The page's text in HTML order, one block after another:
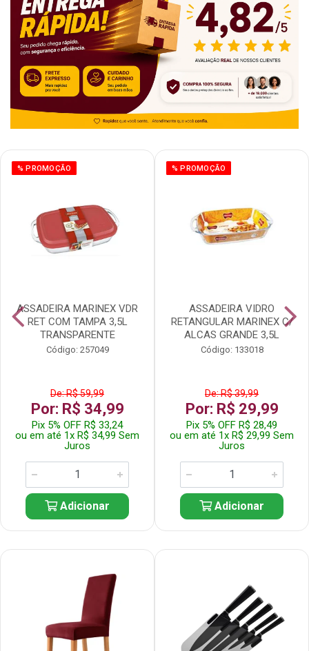
% PROMOÇÃO
ASSADEIRA MARINEX VDR
RET COM TAMPA 3,5L
TRANSPARENTE
Código: 257049
De: R$ 59,99
Por: R$ 34,99
Pix 5% OFF R$ 33,24
ou em até 1x R$ 34,99 Sem
Juros
Adicionar
% PROMOÇÃO
ASSADEIRA VIDRO
RETANGULAR MARINEX C/
ALCAS GRANDE 3,5L
Código: 133018
De: R$ 39,99
Por: R$ 29,99
Pix 5% OFF R$ 28,49
ou em até 1x R$ 29,99 Sem
Juros
Adicionar